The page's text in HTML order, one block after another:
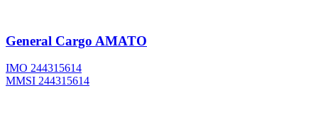
General Cargo AMATO
IMO 244315614
MMSI 244315614